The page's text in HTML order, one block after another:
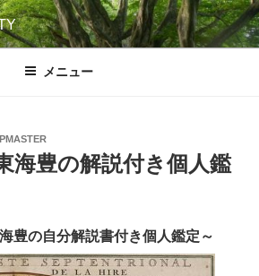
メニュー
海豊の解説付き個人鑑
豊の自分解説書付き個人鑑定～